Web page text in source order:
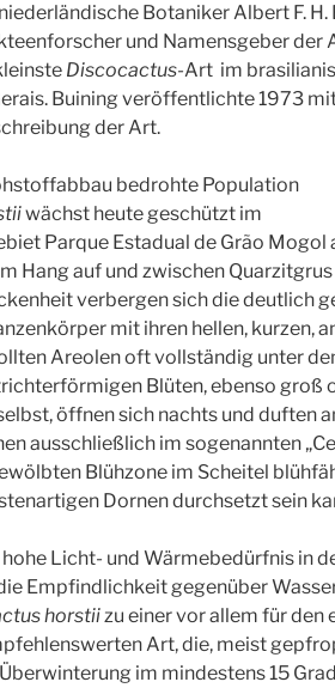
Botaniker Albert F. H.
und Namensgeber der
Discocactus-Art im
Buining veröffentlichte 1973
der Art.
bedrohte Population
wächst heute geschützt im
Parque Estadual de Grão Mogol
Hang auf und zwischen Quarzitgrus
verbergen sich die deutlich
mit ihren hellen, kurzen,
Areolen oft vollständig unter
Blüten, ebenso groß
öffnen sich nachts und duften
ausschließlich im sogenannten
Blühzone im Scheitel
Dornen durchsetzt sein
Licht- und Wärmebedürfnis in
Empfindlichkeit gegenüber
horstiizu einer vor allem für den
Art, die, meist
im mindestens 15